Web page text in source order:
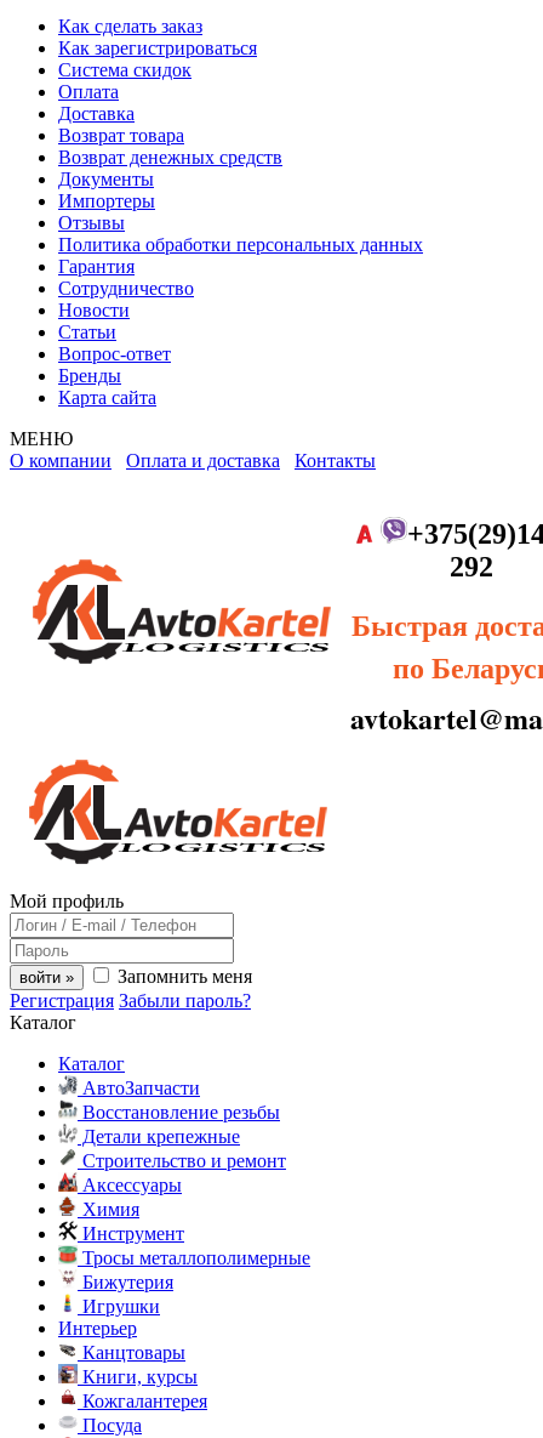
Как сделать заказ
Как зарегистрироваться
Система скидок
Оплата
Доставка
Возврат товара
Возврат денежных средств
Документы
Импортеры
Отзывы
Политика обработки персональных данных
Гарантия
Сотрудничество
Новости
Статьи
Вопрос-ответ
Бренды
Карта сайта
МЕНЮ
О компании Оплата и доставка Контакты
292
Быстрая
по
Мой профиль
войти »
Запомнить меня
Регистрация Забыли пароль?
Каталог
Каталог
АвтоЗапчасти
Восстановление резьбы
Детали крепежные
Строительство и ремонт
Аксессуары
Химия
Инструмент
Тросы металлополимерные
Бижутерия
Игрушки
Интерьер
Канцтовары
Книги, курсы
Кожгалантерея
Посуда